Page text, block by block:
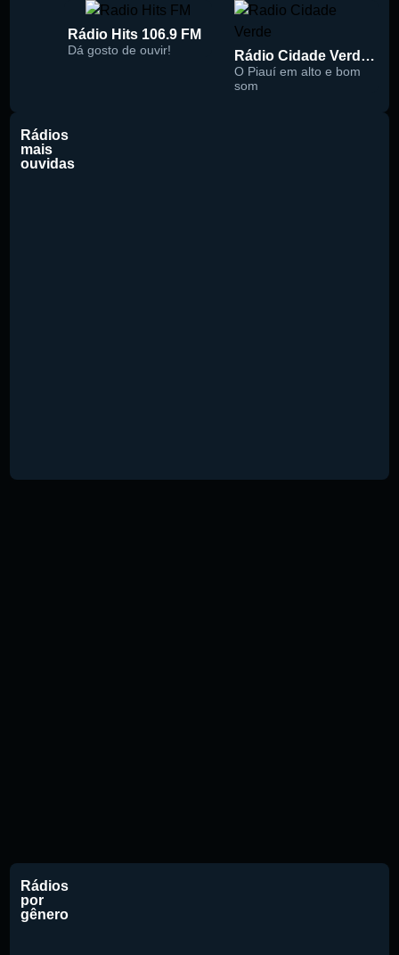
Rádio Hits 106.9 FM
Dá gosto de ouvir! Rádio Cidade Verde 93.5 FM
O Piauí em alto e bom
som
Rádios
mais
ouvidas
Rádios
por
gênero